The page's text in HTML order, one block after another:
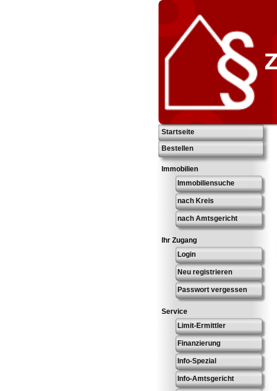
Startseite
Bestellen
Immobilien
Immobiliensuche
nach Kreis
nach Amtsgericht
Ihr Zugang
Login
Neu registrieren
Passwort vergessen
Service
Limit-Ermittler
Finanzierung
Info-Spezial
Info-Amtsgericht